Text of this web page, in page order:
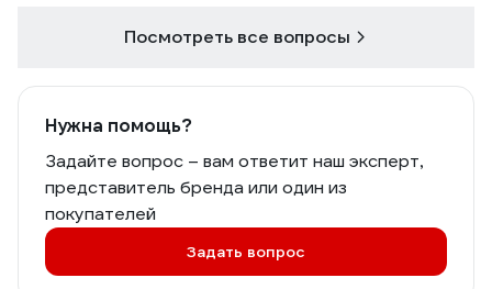
Посмотреть все вопросы
Нужна помощь?
Задайте вопрос – вам ответит наш эксперт,
представитель бренда или один из
покупателей
Задать вопрос